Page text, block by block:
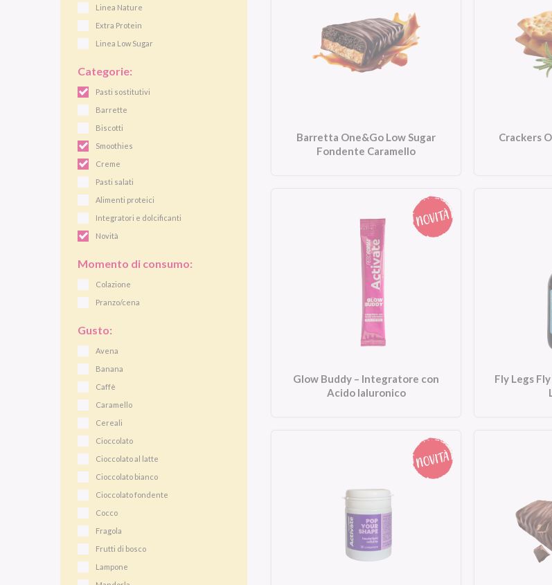
Linea Nature
Extra Protein
Linea Low Sugar
Categorie:
Pasti sostitutivi
Barrette
Biscotti
Smoothies
Creme
Pasti salati
Alimenti proteici
Integratori e dolcificanti
Novità
Momento di consumo:
Colazione
Pranzo/cena
Gusto:
Avena
Banana
Caffè
Caramello
Cereali
Cioccolato
Cioccolato al latte
Cioccolato bianco
Cioccolato fondente
Cocco
Fragola
Frutti di bosco
Lampone
Barretta One&Go Low Sugar
Fondente Caramello
Crackers
Glow Buddy – Integratore con
Acido Ialuronico
Fly Legs